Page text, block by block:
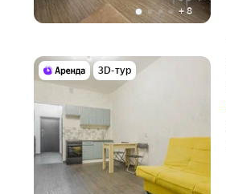
+8
3D-тур